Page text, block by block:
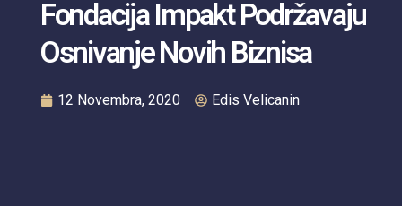
Fondacija Impakt Podržavaju
Osnivanje Novih Biznisa
12 Novembra, 2020 Edis Velicanin